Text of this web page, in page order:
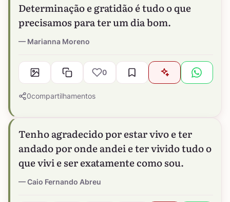
Determinação e gratidão é tudo o que
precisamos para ter um dia bom.
Marianna Moreno
0
0compartilhamentos
Tenho agradecido por estar vivo e ter
andado por onde andei e ter vivido tudo o
que vivi e ser exatamente como sou.
Caio Fernando Abreu